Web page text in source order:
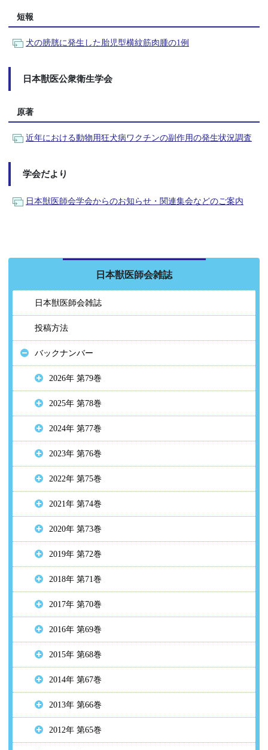
短報
犬の膀胱に発生した胎児型横紋筋肉腫の1例
日本獣医公衆衛生学会
原著
近年における動物用狂犬病ワクチンの副作用の発生状況調査
学会だより
日本獣医師会学会からのお知らせ・関連集会などのご案内
日本獣医師会雑誌
日本獣医師会雑誌
投稿方法
バックナンバー
2026年 第79巻
2025年 第78巻
2024年 第77巻
2023年 第76巻
2022年 第75巻
2021年 第74巻
2020年 第73巻
2019年 第72巻
2018年 第71巻
2017年 第70巻
2016年 第69巻
2015年 第68巻
2014年 第67巻
2013年 第66巻
2012年 第65巻